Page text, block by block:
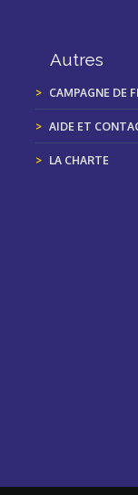
Autres
CAMPAGNE DE
AIDE ET
LA CHARTE